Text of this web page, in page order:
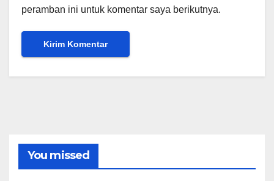
peramban ini untuk komentar saya berikutnya.
You missed